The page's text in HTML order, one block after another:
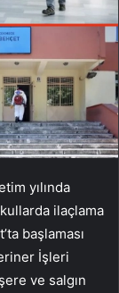
yılında
ilaçlama
başlaması
İşleri
ve salgın